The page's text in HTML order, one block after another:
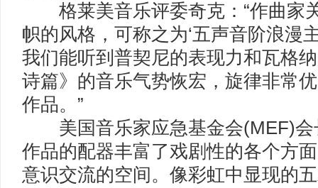
格莱美音乐评委奇克：“作曲家
帜的风格，可称之为‘五声音阶浪漫
我们能听到普契尼的表现力和瓦格
诗篇》的音乐气势恢宏，旋律非常
作品。”
美国音乐家应急基金会(MEF)会
作品的配器丰富了戏剧性的各个方
意识交流的空间。像彩虹中显现的